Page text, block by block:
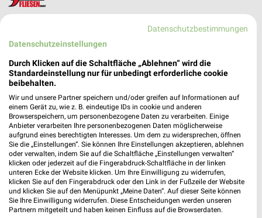
Lidl Prospekt und aktuelle Angebote für
Osnabrück
Lieblingswelt Prospekte & Aktionen
Linden-Apotheke Filialen & Öffnungszeiten für
Neuenkirchen
Datenschutzbestimmungen
Datenschutzeinstellungen
Durch Klicken auf die Schaltfläche „Ablehnen“ wird die
Standardeinstellung nur für unbedingt erforderliche cookie
beibehalten.
Wir und unsere Partner speichern und/oder greifen auf Informationen auf
einem Gerät zu, wie z. B. eindeutige IDs in cookie und anderen
Browserspeichern, um personenbezogene Daten zu verarbeiten. Einige
Anbieter verarbeiten Ihre personenbezogenen Daten möglicherweise
aufgrund eines berechtigten Interesses. Um dem zu widersprechen, öffnen
Sie die „Einstellungen“. Sie können Ihre Einstellungen akzeptieren, ablehnen
oder verwalten, indem Sie auf die Schaltfläche „Einstellungen verwalten“
klicken oder jederzeit auf die Fingerabdruck-Schaltfläche in der linken
unteren Ecke der Website klicken. Um Ihre Einwilligung zu widerrufen,
klicken Sie auf den Fingerabdruck oder den Link in der Fußzeile der Website
und klicken Sie auf den Menüpunkt „Meine Daten“. Auf dieser Seite können
Sie Ihre Einwilligung widerrufen. Diese Entscheidungen werden unseren
Partnern mitgeteilt und haben keinen Einfluss auf die Browserdaten.